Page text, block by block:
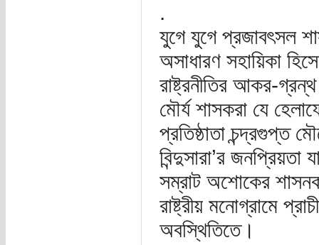
.
যুগে যুগে প্রজাবৎসল
অসাধারণ সহায়িকা
রাষ্ট্রনীতির আকর-
মৌর্য শাসকরা যে
প্রতিষ্ঠাতা চন্দ্রগুপ্ত
বিন্দুসারা’র
সম্রাট অশোকের
রাষ্ট্রীয় মনোগ্রামে
অবস্থিতিতে।